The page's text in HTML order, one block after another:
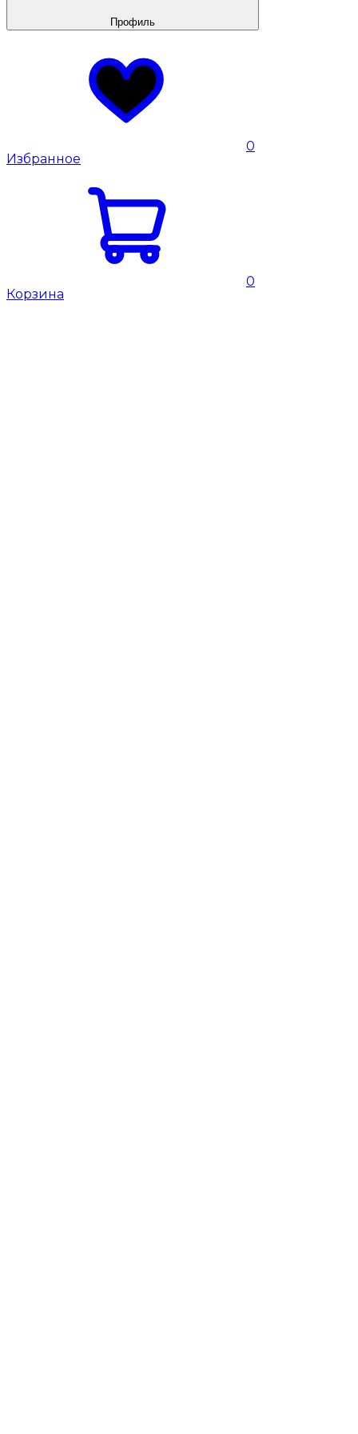
Профиль
0
Избранное
0
Корзина